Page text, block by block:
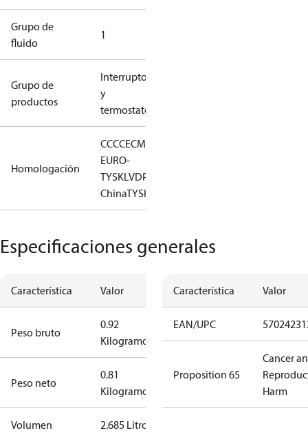
Grupo de
fluido
1
Grupo de
productos
Interruptores
y
termostatos
Homologación
CCCCECMIM
EURO-
TYSKLVDPED
ChinaTYSK
Especificaciones generales
Característica Valor
Peso bruto
0.92
Kilogramo
Peso neto
0.81
Kilogramo
Volumen 2.685 Litro
Característica Valor
EAN/UPC
Proposition 65
Cancer
Harm